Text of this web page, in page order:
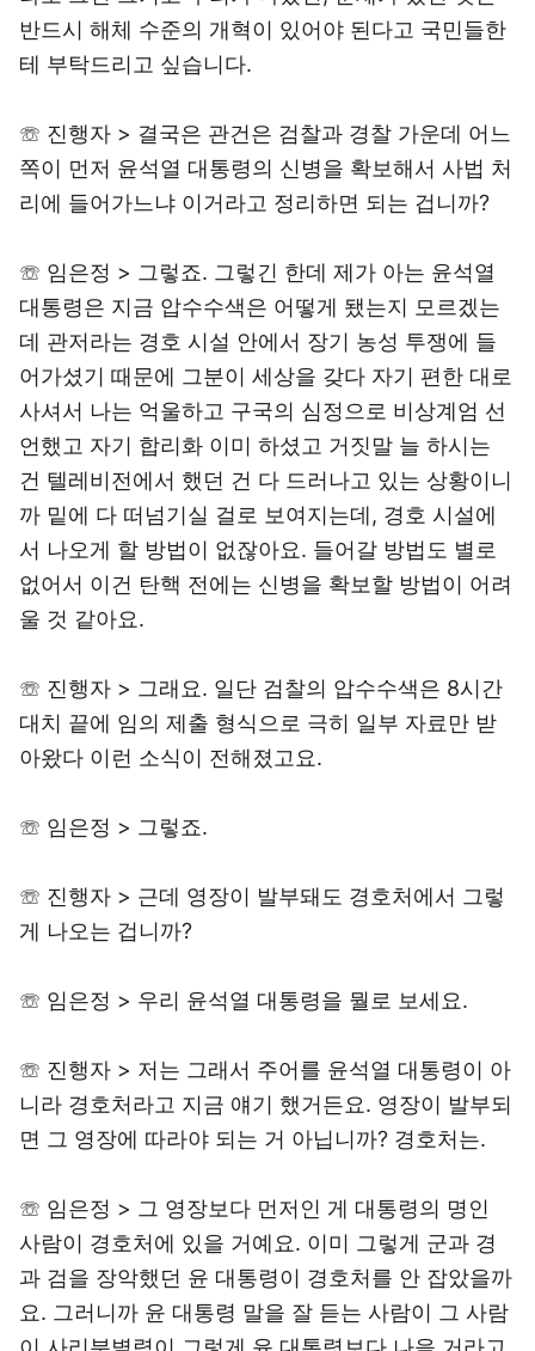
반드시 해체 수준의 개혁이 있어야 된다고 국민들한
테 부탁드리고 싶습니다.
☏ 진행자 > 결국은 관건은 검찰과 경찰 가운데 어느
쪽이 먼저 윤석열 대통령의 신병을 확보해서 사법 처
리에 들어가느냐 이거라고 정리하면 되는 겁니까?
☏ 임은정 > 그렇죠. 그렇긴 한데 제가 아는 윤석열
대통령은 지금 압수수색은 어떻게 됐는지 모르겠는
데 관저라는 경호 시설 안에서 장기 농성 투쟁에 들
어가셨기 때문에 그분이 세상을 갖다 자기 편한 대로
사셔서 나는 억울하고 구국의 심정으로 비상계엄 선
언했고 자기 합리화 이미 하셨고 거짓말 늘 하시는
건 텔레비전에서 했던 건 다 드러나고 있는 상황이니
까 밑에 다 떠넘기실 걸로 보여지는데, 경호 시설에
서 나오게 할 방법이 없잖아요. 들어갈 방법도 별로
없어서 이건 탄핵 전에는 신병을 확보할 방법이 어려
울 것 같아요.
☏ 진행자 > 그래요. 일단 검찰의 압수수색은 8시간
대치 끝에 임의 제출 형식으로 극히 일부 자료만 받
아왔다 이런 소식이 전해졌고요.
☏ 임은정 > 그렇죠.
☏ 진행자 > 근데 영장이 발부돼도 경호처에서 그렇
게 나오는 겁니까?
☏ 임은정 > 우리 윤석열 대통령을 뭘로 보세요.
☏ 진행자 > 저는 그래서 주어를 윤석열 대통령이 아
니라 경호처라고 지금 얘기 했거든요. 영장이 발부되
면 그 영장에 따라야 되는 거 아닙니까? 경호처는.
☏ 임은정 > 그 영장보다 먼저인 게 대통령의 명인
사람이 경호처에 있을 거예요. 이미 그렇게 군과 경
과 검을 장악했던 윤 대통령이 경호처를 안 잡았을까
요. 그러니까 윤 대통령 말을 잘 듣는 사람이 그 사람